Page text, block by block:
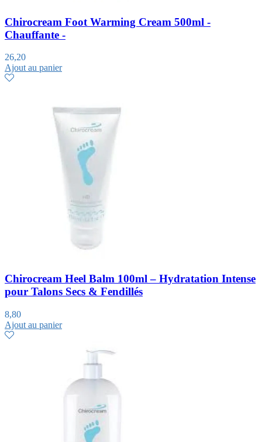
Chirocream Foot Warming Cream 500ml -
Chauffante -
26,20
Ajout au panier
Chirocream Heel Balm 100ml – Hydratation Intense
pour Talons Secs & Fendillés
8,80
Ajout au panier